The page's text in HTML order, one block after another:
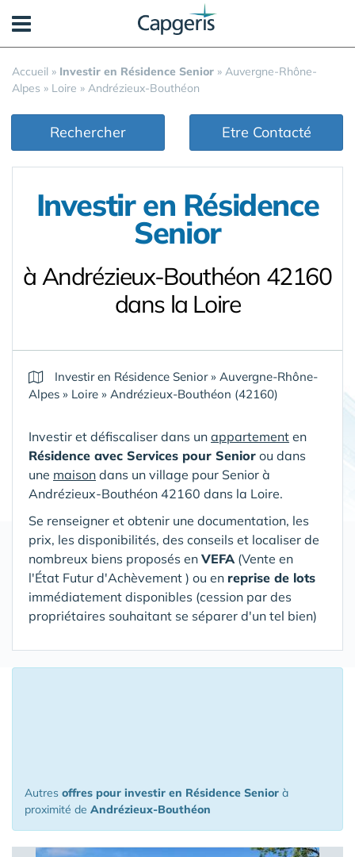
Accueil » Investir en Résidence Senior » Auvergne-Rhône-
Alpes » Loire » Andrézieux-Bouthéon
Rechercher Etre Contacté
Investir en Résidence
Senior
à Andrézieux-Bouthéon 42160
dans la Loire
Investir en Résidence Senior» Auvergne-Rhône-
Alpes » Loire » Andrézieux-Bouthéon (42160)
Investir et défiscaliser dans un appartement en
Résidence avec Services pour Senior ou dans
une maison dans un village pour Senior à
Andrézieux-Bouthéon 42160 dans la Loire.
Se renseigner et obtenir une documentation, les
prix, les disponibilités, des conseils et localiser de
nombreux biens proposés en VEFA (Vente en
l'État Futur d'Achèvement ) ou en reprise de lots
immédiatement disponibles (cession par des
propriétaires souhaitant se séparer d'un tel bien)
Autres offres pour investir en Résidence Senior à
proximité de Andrézieux-Bouthéon